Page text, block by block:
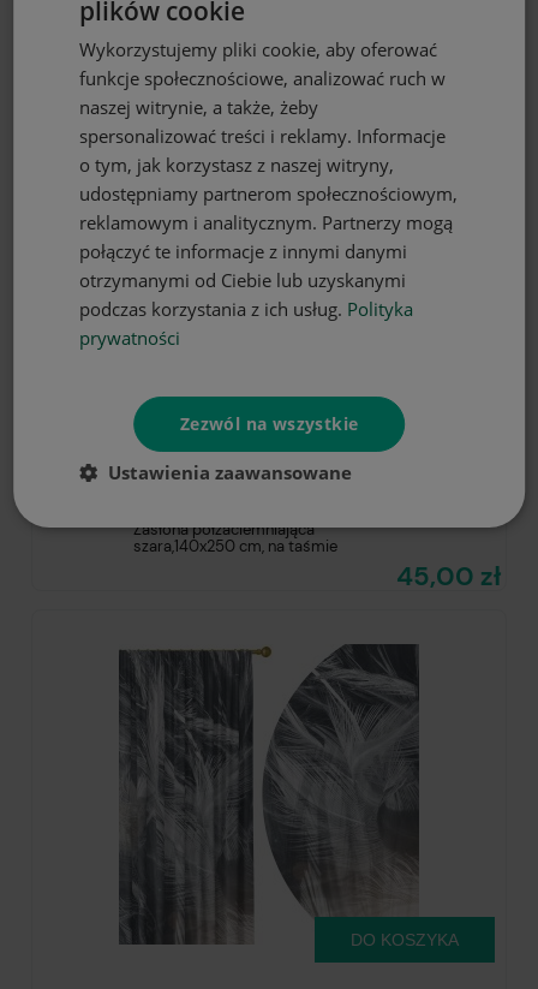
Zasłona półzaciemniająca szara,
140x250 cm, na taśmie
Zasłona półzaciemniająca
szara,140x250 cm, na taśmie
45,00 zł
DO KOSZYKA
plików cookie
Wykorzystujemy pliki cookie, aby oferować
funkcje społecznościowe, analizować ruch w
naszej witrynie, a także, żeby
spersonalizować treści i reklamy. Informacje
o tym, jak korzystasz z naszej witryny,
udostępniamy partnerom społecznościowym,
reklamowym i analitycznym. Partnerzy mogą
połączyć te informacje z innymi danymi
otrzymanymi od Ciebie lub uzyskanymi
podczas korzystania z ich usług. Polityka
prywatności
Zezwól na wszystkie
Ustawienia zaawansowane